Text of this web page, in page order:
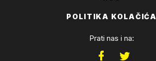
POLITIKA KOLAČIĆA
Prati nas i na: